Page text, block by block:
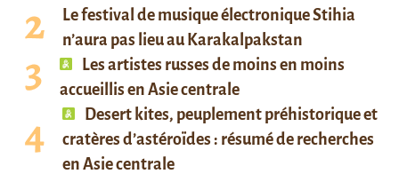
Le festival de musique électronique Stihia
n’aura pas lieu au Karakalpakstan
Les artistes russes de moins en moins
accueillis en Asie centrale
Desert kites, peuplement préhistorique et
cratères d’astéroïdes : résumé de recherches
en Asie centrale